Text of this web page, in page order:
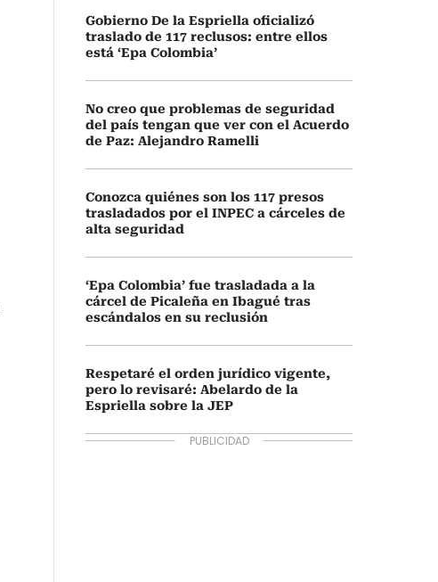
Gobierno De la Espriella oficializó
traslado de 117 reclusos: entre ellos
está ‘Epa Colombia’
No creo que problemas de seguridad
del país tengan que ver con el Acuerdo
de Paz: Alejandro Ramelli
Conozca quiénes son los 117 presos
trasladados por el INPEC a cárceles de
alta seguridad
‘Epa Colombia’ fue trasladada a la
cárcel de Picaleña en Ibagué tras
escándalos en su reclusión
Respetaré el orden jurídico vigente,
pero lo revisaré: Abelardo de la
Espriella sobre la JEP